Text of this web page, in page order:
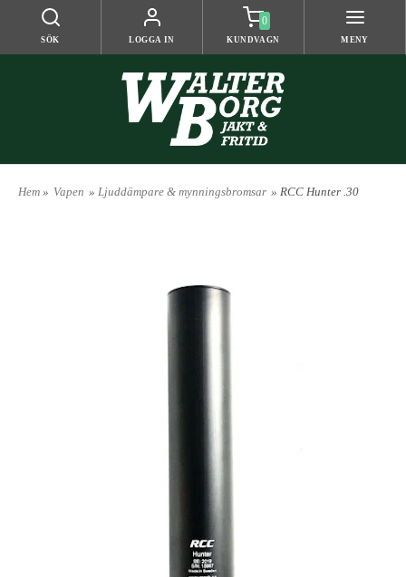
SÖK LOGGA IN
0
KUNDVAGN MENY
Hem » Vapen » Ljuddämpare & mynningsbromsar » RCC Hunter .30